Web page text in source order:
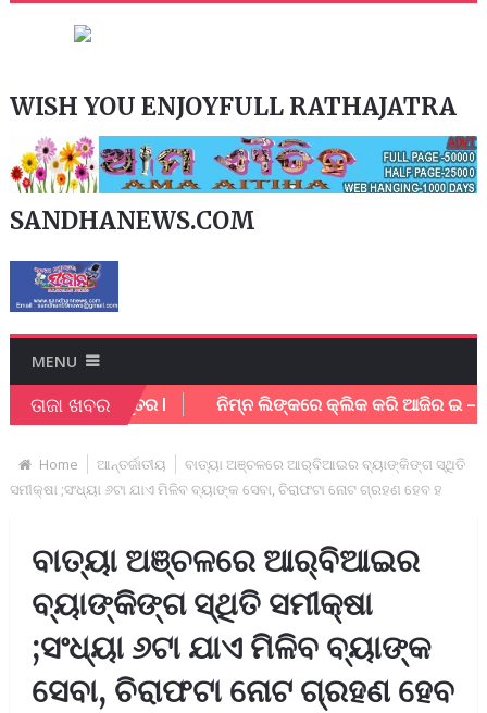
WISH YOU ENJOYFULL RATHAJATRA
SANDHANEWS.COM
MENU
ତାଜା ଖବର
ଗୁରୁତର l ନିମ୍ନ ଲିଙ୍କରେ କ୍ଲିକ କରି ଆଜିର ଇ – ପେପର
Home ଆନ୍ତର୍ଜାତୀୟ
ବାତ୍ୟା ଅଞ୍ଚଳରେ ଆର୍‌ବିଆଇର ବ୍ୟାଙ୍କିଙ୍ଗ ସ୍ଥିତି
ସମୀକ୍ଷା ;ସଂଧ୍ୟା ୬ଟା ଯାଏ ମିଳିବ ବ୍ୟାଙ୍କ ସେବା, ଚିରାଫଟା ନୋଟ ଗ୍ରହଣ ହେବ ହ
ବାତ୍ୟା ଅଞ୍ଚଳରେ ଆର୍‌ବିଆଇର
ବ୍ୟାଙ୍କିଙ୍ଗ ସ୍ଥିତି ସମୀକ୍ଷା
;ସଂଧ୍ୟା ୬ଟା ଯାଏ ମିଳିବ ବ୍ୟାଙ୍କ
ସେବା, ଚିରାଫଟା ନୋଟ ଗ୍ରହଣ ହେବ